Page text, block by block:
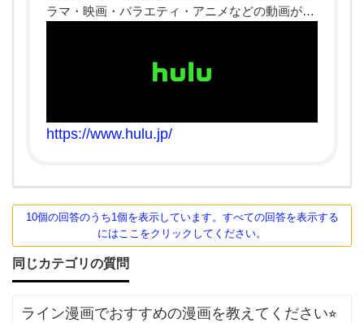
ラマ・映画・バラエティ・アニメなどの動画が、
てお楽しみいただけます！更にアニメ・ドラマの
https://www.hulu.jp/
10個の回答のうち1個を表示しています。すべての回答を表示する
にはここをクリックしてください。
同じカテゴリの質問
ライン漫画でおすすめの漫画を教えてください⭐︎